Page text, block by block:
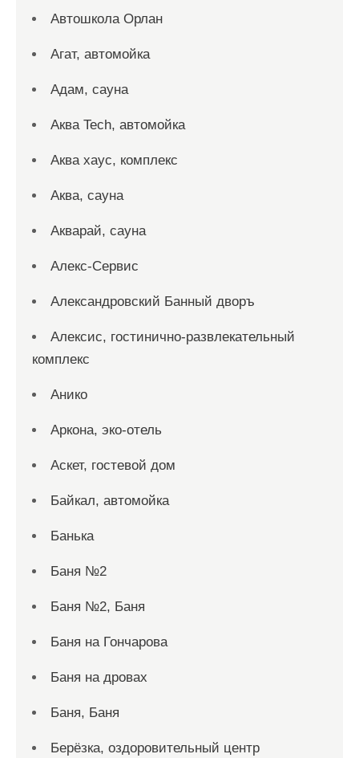
Автошкола Орлан
Агат, автомойка
Адам, сауна
Аква Tech, автомойка
Аква хаус, комплекс
Аква, сауна
Акварай, сауна
Алекс-Сервис
Александровский Банный дворъ
Алексис, гостинично-развлекательный
комплекс
Анико
Аркона, эко-отель
Аскет, гостевой дом
Байкал, автомойка
Банька
Баня №2
Баня №2, Баня
Баня на Гончарова
Баня на дровах
Баня, Баня
Берёзка, оздоровительный центр